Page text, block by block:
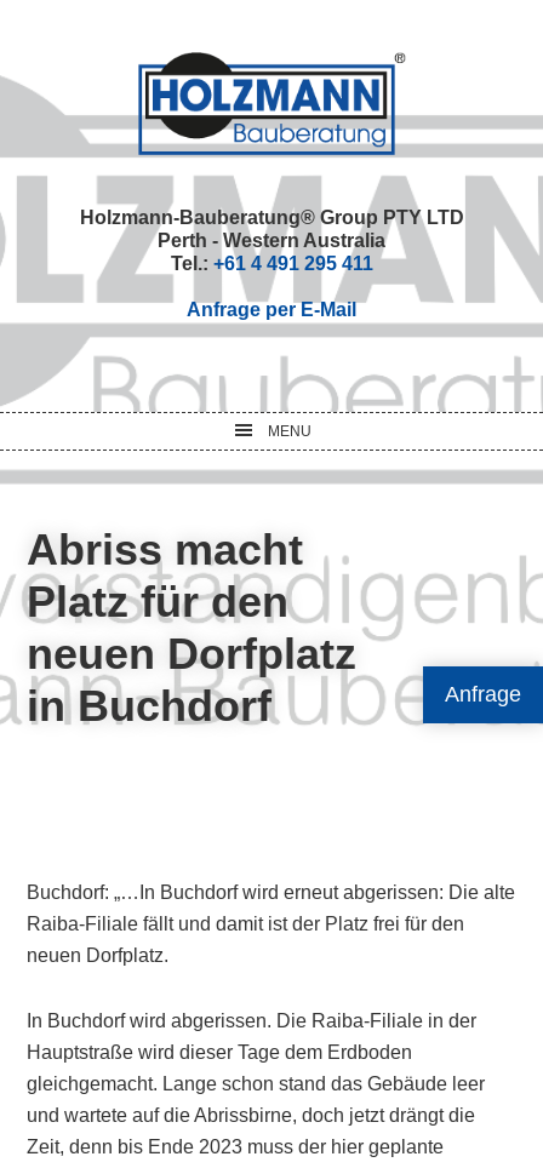
Anfrage
primary
navigation
main
content
primary
sidebar
footer
Holzmann-Bauberatung® Group PTY LTD
Perth - Western Australia
Tel.: +61 4 491 295 411
Anfrage per E-Mail
MENU
Abriss macht
Platz für den
neuen Dorfplatz
in Buchdorf
Buchdorf: „…In Buchdorf wird erneut abgerissen: Die alte
Raiba-Filiale fällt und damit ist der Platz frei für den
neuen Dorfplatz.
In Buchdorf wird abgerissen. Die Raiba-Filiale in der
Hauptstraße wird dieser Tage dem Erdboden
gleichgemacht. Lange schon stand das Gebäude leer
und wartete auf die Abrissbirne, doch jetzt drängt die
Zeit, denn bis Ende 2023 muss der hier geplante